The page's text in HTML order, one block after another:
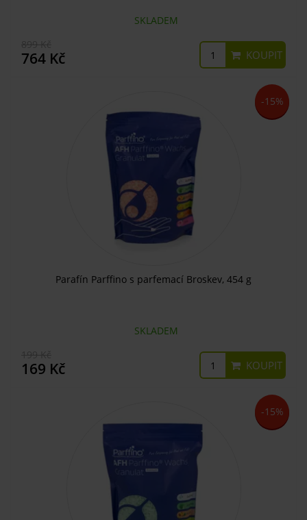
SKLADEM
764 Kč KOUPIT
-15%
Parafín Parffino s parfemací Broskev, 454 g
SKLADEM
169 Kč KOUPIT
-15%